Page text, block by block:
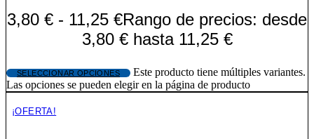
3,80 € - 11,25 €Rango de precios: desde
3,80 € hasta 11,25 €
SELECCIONAR OPCIONES
Este producto tiene múltiples variantes.
Las opciones se pueden elegir en la página de producto
¡OFERTA!